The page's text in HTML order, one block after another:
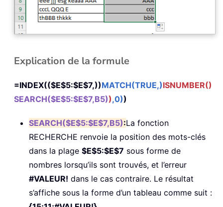
Explication de la formule
=INDEX(($E$5:$E$7,))MATCH(TRUE,)ISNUMBER()
SEARCH($E$5:$E$7,B5)),0))
SEARCH($E$5:$E$7,B5):La fonction
RECHERCHE renvoie la position des mots-clés
dans la plage $E$5:$E$7 sous forme de
nombres lorsqu’ils sont trouvés, et l’erreur
#VALEUR! dans le cas contraire. Le résultat
s’affiche sous la forme d’un tableau comme suit :